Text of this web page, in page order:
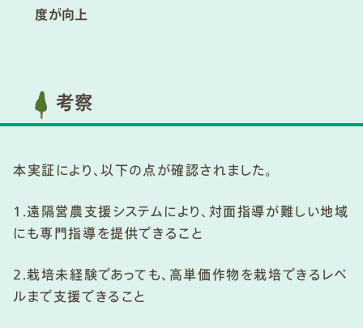
度が向上
考察
本実証により、以下の点が確認されました。
1.遠隔営農支援システムにより、対面指導が難しい地域
にも専門指導を提供できること
2.栽培未経験であっても、高単価作物を栽培できるレベ
ルまで支援できること